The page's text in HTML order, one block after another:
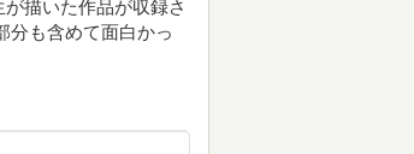
描いた作品が収録さ
分も含めて面白かっ